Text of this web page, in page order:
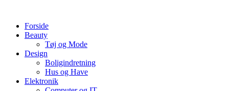
indholdForside
Beauty
Tøj og Mode
Design
Boligindretning
Hus og Have
Elektronik